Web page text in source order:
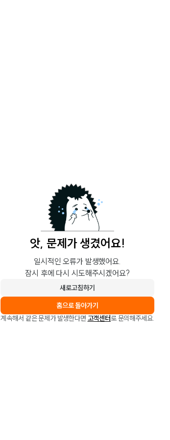
앗, 문제가 생겼어요!
일시적인 오류가 발생했어요.
잠시 후에 다시 시도해주시겠어요?
새로고침하기
홈으로 돌아가기
계속해서 같은 문제가 발생한다면 고객센터로 문의해주세요.